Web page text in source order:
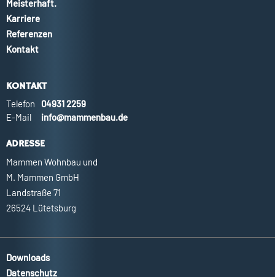
Meisterhaft.
Karriere
Referenzen
Kontakt
KONTAKT
Telefon
04931 2259
E-Mail
info@mammenbau.de
ADRESSE
Mammen Wohnbau und
M. Mammen GmbH
Landstraße 71
26524 Lütetsburg
Downloads
Datenschutz